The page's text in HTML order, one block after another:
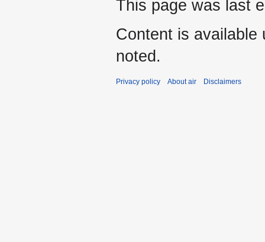
This page was last
Content is available
noted.
Privacy policy About air Disclaimers